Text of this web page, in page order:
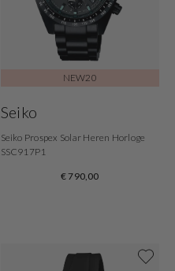
NEW20
Seiko
Seiko Prospex Solar Heren Horloge
SSC917P1
€ 790,00